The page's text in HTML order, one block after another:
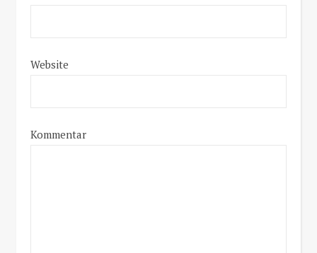
Website
Kommentar